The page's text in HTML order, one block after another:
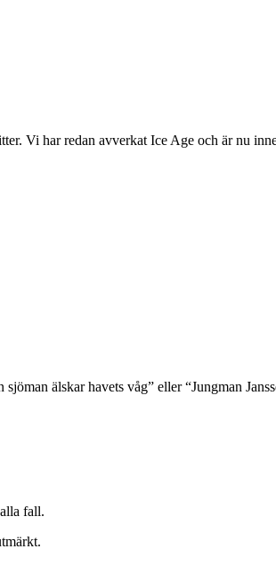
Vi har redan avverkat Ice Age och är nu
älskar havets våg” eller “Jungman
fall.